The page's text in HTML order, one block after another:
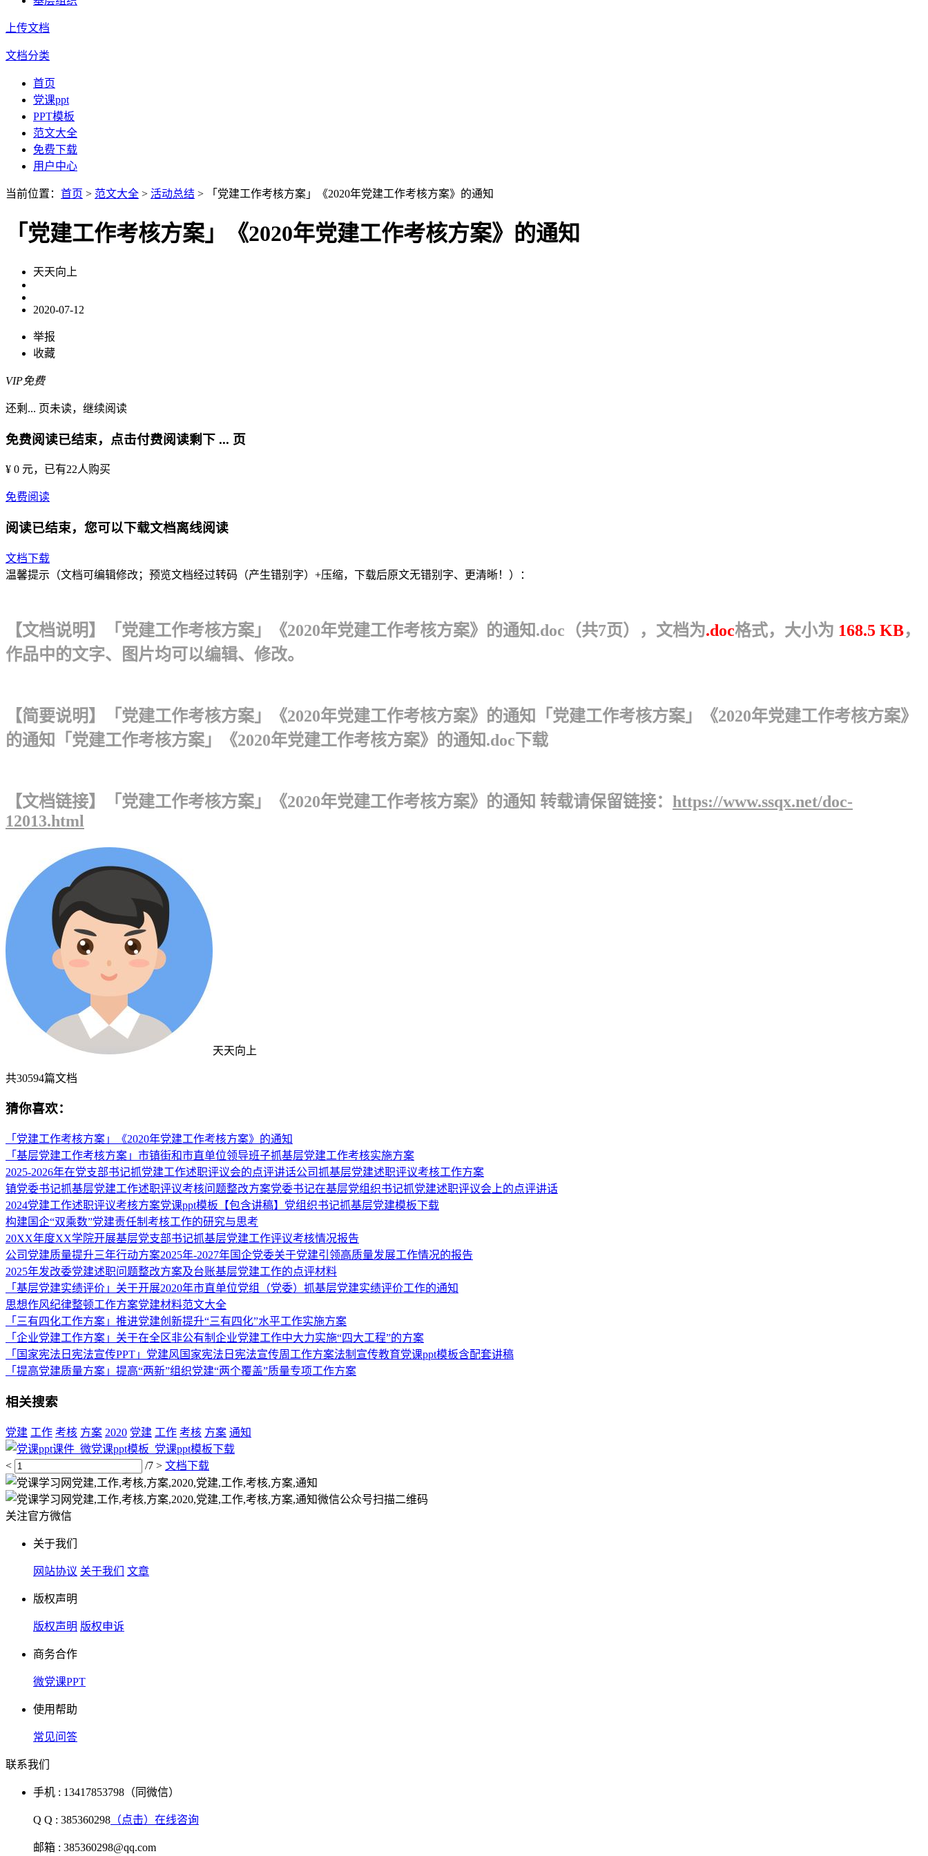
上传文档
文档分类
首页
党课ppt
PPT模板
范文大全
免费下载
用户中心
当前位置： 首页 > 范文大全 > 活动总结 > 「党建工作考核方案」《2020年党建工作考核方案》的通知
「党建工作考核方案」《2020年党建工作考核方案》的通知
天天向上
2020-07-12
举报
收藏
VIP免费
还剩 ... 页未读， 继续阅读
免费阅读已结束，点击付费阅读剩下 ... 页
¥ 0 元，已有22人购买
免费阅读
阅读已结束，您可以下载文档离线阅读
文档下载
温馨提示（文档可编辑修改；预览文档经过转码（产生错别字）+压缩，下载后原文无错别字、更清晰！）：
【文档说明】「党建工作考核方案」《2020年党建工作考核方案》的通知.doc（共7页），文档为.doc格式，大小为 168.5 KB，
作品中的文字、图片均可以编辑、修改。
【简要说明】「党建工作考核方案」《2020年党建工作考核方案》的通知「党建工作考核方案」《2020年党建工作考核方案》
的通知「党建工作考核方案」《2020年党建工作考核方案》的通知.doc下载
【文档链接】「党建工作考核方案」《2020年党建工作考核方案》的通知 转载请保留链接： https://www.ssqx.net/doc-
12013.html
天天向上
共30594篇文档
猜你喜欢：
「党建工作考核方案」《2020年党建工作考核方案》的通知
「基层党建工作考核方案」市镇街和市直单位领导班子抓基层党建工作考核实施方案
2025-2026年在党支部书记抓党建工作述职评议会的点评讲话公司抓基层党建述职评议考核工作方案
镇党委书记抓基层党建工作述职评议考核问题整改方案党委书记在基层党组织书记抓党建述职评议会上的点评讲话
2024党建工作述职评议考核方案党课ppt模板【包含讲稿】党组织书记抓基层党建模板下载
构建国企“双乘数”党建责任制考核工作的研究与思考
20XX年度XX学院开展基层党支部书记抓基层党建工作评议考核情况报告
公司党建质量提升三年行动方案2025年-2027年国企党委关于党建引领高质量发展工作情况的报告
2025年发改委党建述职问题整改方案及台账基层党建工作的点评材料
「基层党建实绩评价」关于开展2020年市直单位党组（党委）抓基层党建实绩评价工作的通知
思想作风纪律整顿工作方案党建材料范文大全
「三有四化工作方案」推进党建创新提升“三有四化”水平工作实施方案
「企业党建工作方案」关于在全区非公有制企业党建工作中大力实施“四大工程”的方案
「国家宪法日宪法宣传PPT」党建风国家宪法日宪法宣传周工作方案法制宣传教育党课ppt模板含配套讲稿
「提高党建质量方案」提高“两新”组织党建“两个覆盖”质量专项工作方案
相关搜索
党建 工作 考核 方案 2020 党建 工作 考核 方案 通知
< /7 > 文档下载
扫描二维码
关注官方微信
关于我们
网站协议 关于我们 文章
版权声明
版权声明 版权申诉
商务合作
微党课PPT
使用帮助
常见问答
联系我们
手机 : 13417853798（同微信）
Q Q : 385360298 （点击）在线咨询
邮箱 : 385360298@qq.com